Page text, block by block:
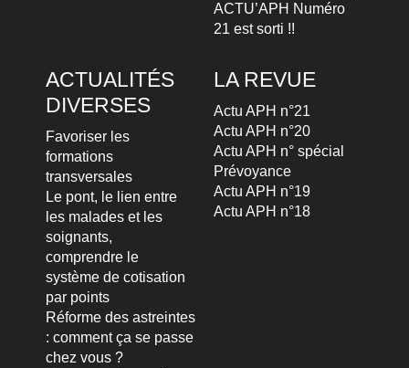
ACTU’APH Numéro
21 est sorti !!
ACTUALITÉS
DIVERSES
Favoriser les
formations
transversales
Le pont, le lien entre
les malades et les
soignants,
comprendre le
système de cotisation
par points
Réforme des astreintes
: comment ça se passe
chez vous ?
LA REVUE
Actu APH n°21
Actu APH n°20
Actu APH n° spécial
Prévoyance
Actu APH n°19
Actu APH n°18